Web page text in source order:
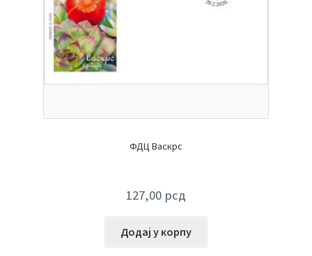
ФДЦ Васкрс
127,00 рсд
Додај у корпу